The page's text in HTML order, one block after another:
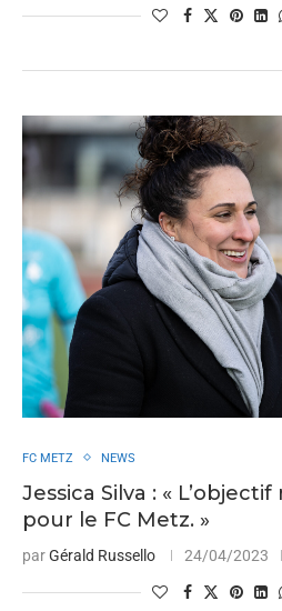
FC METZ NEWS
Jessica Silva : «
pour le FC Metz. »
parGérald Russello 24/04/2023